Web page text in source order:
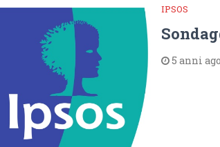
IPSOS
5 anni ago